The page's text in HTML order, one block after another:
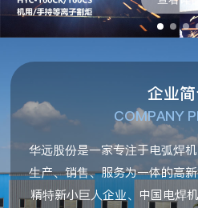
企业
COMPANY
华远股份是一家专注于电弧焊
生产、销售、服务为一体的高
精特新小巨人企业、中国电焊